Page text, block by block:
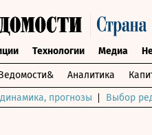
Технологии Медиа
Аналитика
прогнозы Выбор